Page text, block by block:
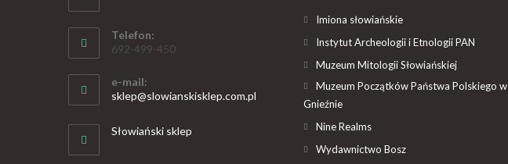
Telefon:
692-499-450
e-mail:
sklep@slowianskisklep.com.pl
Słowiański sklep
Imiona słowiańskie
Instytut Archeologii i Etnologii PAN
Muzeum Mitologii Słowiańskiej
Muzeum Początków Państwa Polskiego w
Gnieźnie
Nine Realms
Wydawnictwo Bosz